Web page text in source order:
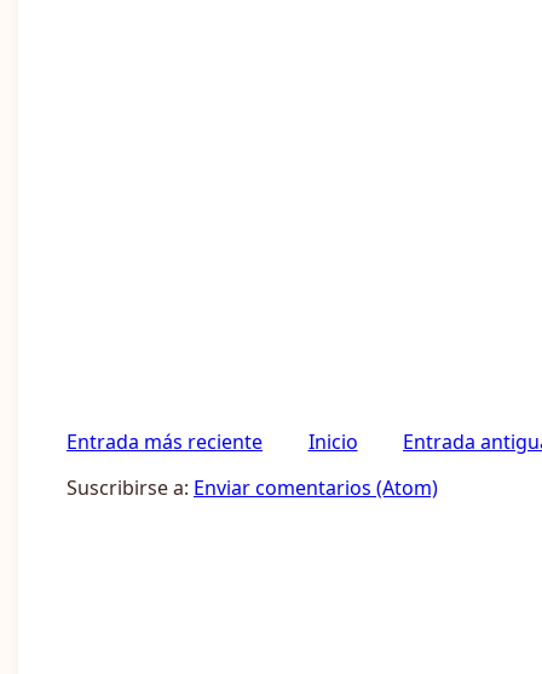
Entrada más reciente Entrada
Inicio
Suscribirse a: Enviar comentarios (Atom)